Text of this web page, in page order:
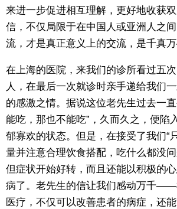
来进一步促进相互理解，更好地收获
信，不仅局限于在中国人或亚洲人之
流，才是真正意义上的交流，是千真万
在上海的医院，来我们的诊所看过五
人，在最后一次就诊时亲手递给我们
的感激之情。据说这位老先生过去一
能吃，那也不能吃”，久而久之，便陷
郁寡欢的状态。但是，在接受了我们“
量并注意合理饮食搭配，吃什么都没
但症状开始好转，而且还能以积极的
病了。老先生的信让我们感动万千——
医疗，不仅可以改善患者的病症，还